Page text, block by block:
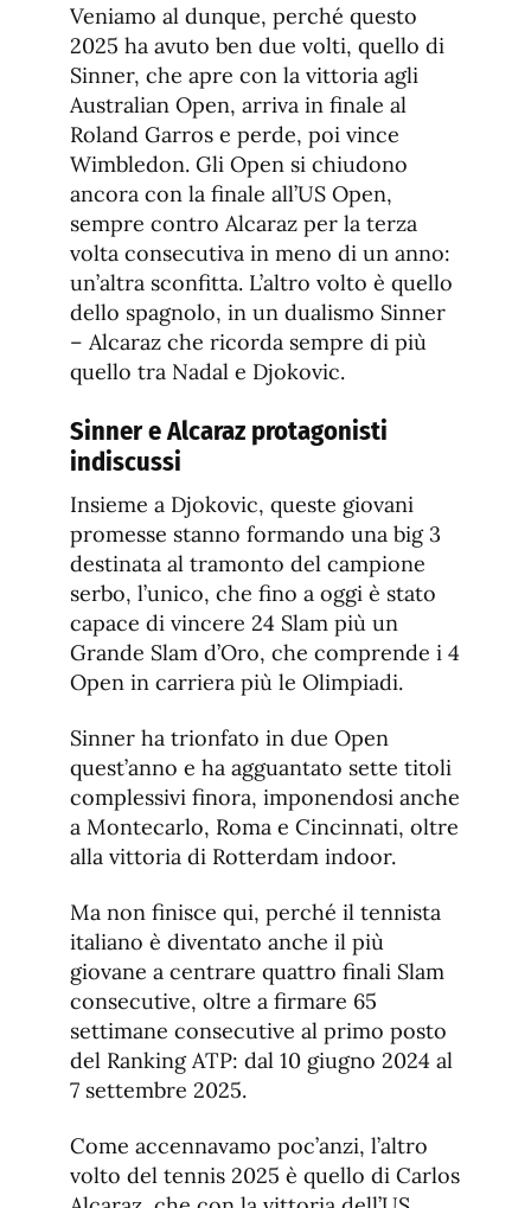
Veniamo al dunque, perché questo
2025 ha avuto ben due volti, quello di
Sinner, che apre con la vittoria agli
Australian Open, arriva in finale al
Roland Garros e perde, poi vince
Wimbledon. Gli Open si chiudono
ancora con la finale all’US Open,
sempre contro Alcaraz per la terza
volta consecutiva in meno di un anno:
un’altra sconfitta. L’altro volto è quello
dello spagnolo, in un dualismo Sinner
– Alcaraz che ricorda sempre di più
quello tra Nadal e Djokovic.
Sinner e Alcaraz protagonisti
indiscussi
Insieme a Djokovic, queste giovani
promesse stanno formando una big 3
destinata al tramonto del campione
serbo, l’unico, che fino a oggi è stato
capace di vincere 24 Slam più un
Grande Slam d’Oro, che comprende i 4
Open in carriera più le Olimpiadi.
Sinner ha trionfato in due Open
quest’anno e ha agguantato sette titoli
complessivi finora, imponendosi anche
a Montecarlo, Roma e Cincinnati, oltre
alla vittoria di Rotterdam indoor.
Ma non finisce qui, perché il tennista
italiano è diventato anche il più
giovane a centrare quattro finali Slam
consecutive, oltre a firmare 65
settimane consecutive al primo posto
del Ranking ATP: dal 10 giugno 2024 al
7 settembre 2025.
Come accennavamo poc’anzi, l’altro
volto del tennis 2025 è quello di Carlos